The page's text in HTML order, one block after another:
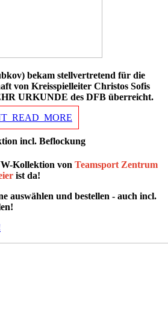
bekam stellvertretend für die
von Kreisspielleiter Christos Sofis
URKUNDE des DFB überreicht.
incl. Beflockung
Kollektion von Teamsport Zentrum
ist da!
auswählen und bestellen - auch incl.